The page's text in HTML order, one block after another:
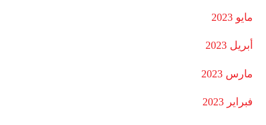
مايو 2023
أبريل 2023
مارس 2023
فبراير 2023